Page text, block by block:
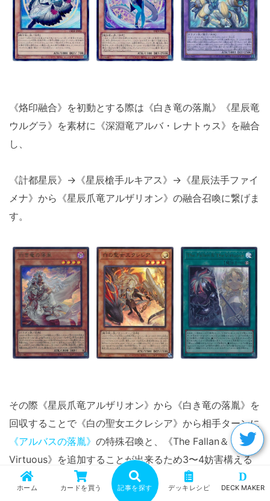
《烙印融合》を初動とする際は《白き竜の落胤》《星辰竜
ウルグラ》を素材に《深淵竜アルバ・レナトゥス》を融合
し、
《計都星辰》→《星辰槍手ルキアス》→《星辰法手ファイ
メナ》から《星辰爪竜アルザリオン》の融合召喚に繋げま
す。
その際《星辰爪竜アルザリオン》から《白き竜の落胤》を
回収することで《白の聖女エクレシア》から相手ターンに
《アルバスの落胤》 の特殊召喚と、《The Fallan＆
Virtuous》を追加することが出来るため3〜4妨害構える
ことが可能です。
ホーム カードを買う 記事を探す デッキレシピ
D
DECK MAKER